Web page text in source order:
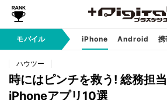
モバイル iPhone Android 携
ハウツー
時にはピンチを救う! 総務担
iPhoneアプリ10選